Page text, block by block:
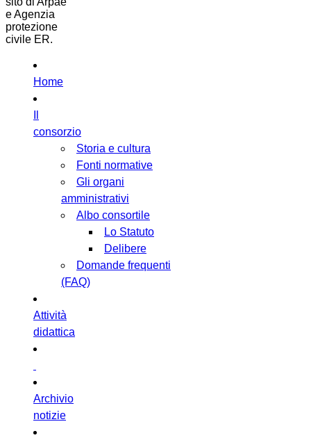
e Agenzia
protezione
civile ER.
Home
consorzio
Storia e cultura
Fonti normative
Gli organi
amministrativi
Albo consortile
Lo Statuto
Delibere
Domande frequenti
(FAQ)
Attività
didattica
Archivio
notizie